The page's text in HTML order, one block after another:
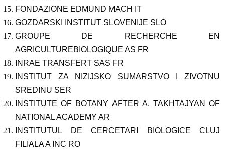
FONDAZIONE EDMUND MACH IT
GOZDARSKI INSTITUT SLOVENIJE SLO
GROUPE DE RECHERCHE EN
AGRICULTUREBIOLOGIQUE AS FR
INRAE TRANSFERT SAS FR
INSTITUT ZA NIZIJSKO SUMARSTVO I ZIVOTNU
SREDINU SER
INSTITUTE OF BOTANY AFTER A. TAKHTAJYAN OF
NATIONAL ACADEMY AR
INSTITUTUL DE CERCETARI BIOLOGICE CLUJ
FILIALA A INC RO